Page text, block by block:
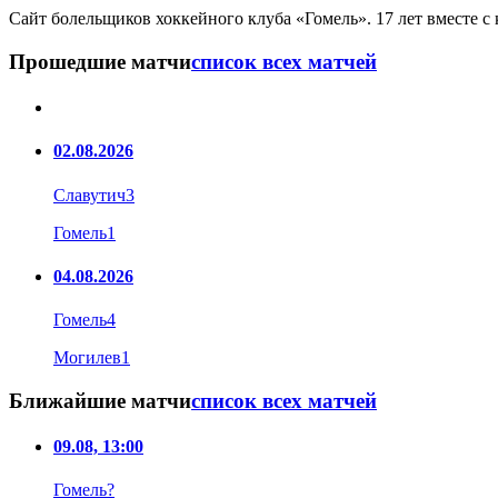
Сайт болельщиков хоккейного клуба «Гомель». 17 лет вместе с
Прошедшие матчисписок всех матчей
02.08.2026
Славутич3
Гомель1
04.08.2026
Гомель4
Могилев1
Ближайшие матчисписок всех матчей
09.08, 13:00
Гомель?